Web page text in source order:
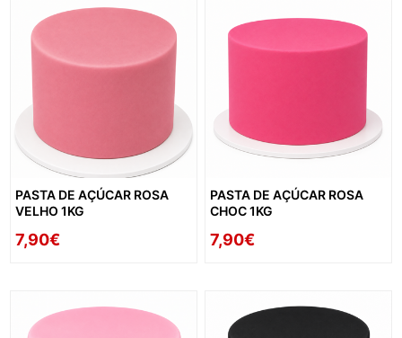
PASTA DE AÇÚCAR ROSA
VELHO 1KG
7,90€
PASTA DE AÇÚCAR ROSA
CHOC 1KG
7,90€